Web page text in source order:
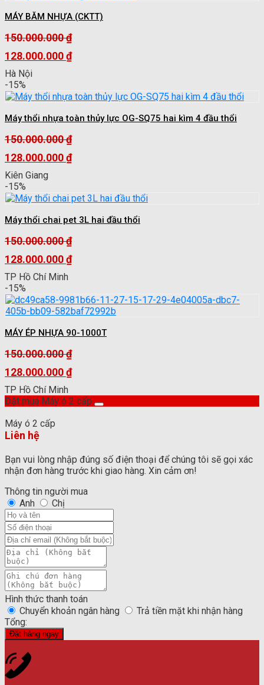
128.000.000 ₫.
MÁY BĂM NHỰA (CKTT)
150.000.000₫
Giá
là:
150.000.000 ₫.
128.000.000₫
Giá
hiện
tại
128.000.000 ₫.
Hà Nội
-15%
Máy thổi nhựa toàn thủy lực OG-SQ75 hai kìm 4 đầu thổi
150.000.000₫
Giá
là:
150.000.000 ₫.
128.000.000₫
Giá
hiện
tại
128.000.000 ₫.
Kiên Giang
-15%
Máy thổi chai pet 3L hai đầu thổi
150.000.000₫
Giá
là:
150.000.000 ₫.
128.000.000₫
Giá
hiện
tại
là:
TP Hồ Chí Minh
-15%
MÁY ÉP NHỰA 90-1000T
150.000.000₫
Giá
là:
150.000.000 ₫.
128.000.000₫
Giá
hiện
là:
128.000.000 ₫.
TP Hồ Chí Minh
Đặt mua Máy ó 2 cấp
Máy ó 2 cấp
Liên hệ
Bạn vui lòng nhập đúng số điện thoại để chúng tôi sẽ gọi xác
nhận đơn hàng trước khi giao hàng. Xin cảm ơn!
Thông tin người mua
Anh
Chị
Hình thức thanh toán
Chuyển khoản ngân hàng
Trả tiền mặt khi nhận hàng
Tổng:
Đặt hàng ngay